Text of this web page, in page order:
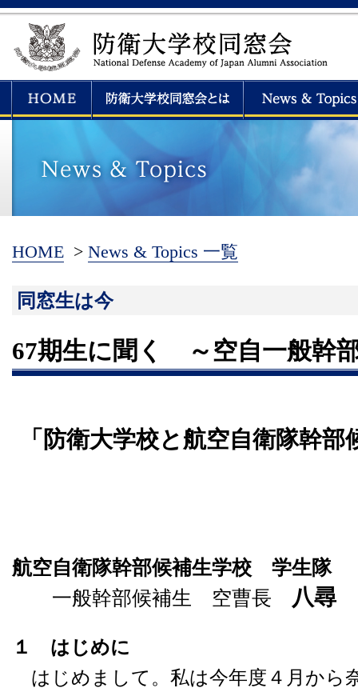
HOME > News & Topics 一覧
同窓生は今
67期生に聞く ～空自一般幹
「防衛大学校と航空自衛隊幹
航空自衛隊幹部候補生学校 学生隊
一般幹部候補生 空曹長
八尋
１ はじめに
はじめまして。私は今年度４月から